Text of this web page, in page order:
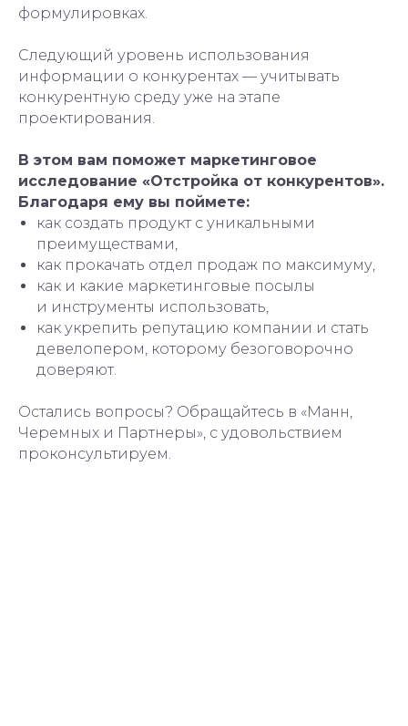
формулировках.
Следующий уровень использования
информации о конкурентах — учитывать
конкурентную среду уже на этапе
проектирования.
В этом вам поможет маркетинговое
исследование «Отстройка от конкурентов».
Благодаря ему вы поймете:
как создать продукт с уникальными
преимуществами,
как прокачать отдел продаж по максимуму,
как и какие маркетинговые посылы
и инструменты использовать,
как укрепить репутацию компании и стать
девелопером, которому безоговорочно
доверяют.
Остались вопросы? Обращайтесь в «Манн,
Черемных и Партнеры», с удовольствием
проконсультируем.